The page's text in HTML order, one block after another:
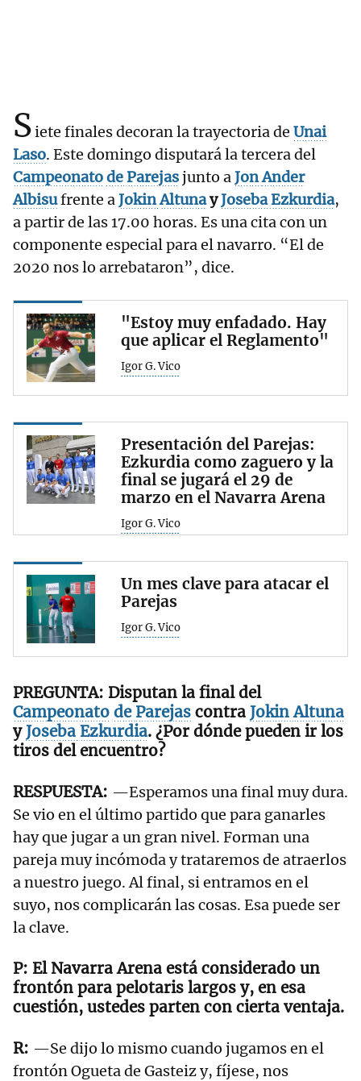
Siete finales decoran la trayectoria de Unai
Laso. Este domingo disputará la tercera del
CampeonatodeParejasjunto aJonAnder
Albisufrente aJokinAltunayJosebaEzkurdia,
a partir de las 17.00 horas. Es una cita con un
componente especial para el navarro. “El de
2020 nos lo arrebataron”, dice.
"Estoy muy enfadado. Hay
que aplicar el Reglamento"
Igor G. Vico
Presentación del Parejas:
Ezkurdia como zaguero y la
final se jugará el 29 de
marzo en el Navarra Arena
Igor G. Vico
Un mes clave para atacar el
Parejas
Igor G. Vico
Disputan la final del
Campeonato de Parejas contra JokinAltuna
y Joseba Ezkurdia. ¿Por dónde pueden ir los
tiros del encuentro?
—Esperamos una final muy dura.
Se vio en el último partido que para ganarles
hay que jugar a un gran nivel. Forman una
pareja muy incómoda y trataremos de atraerlos
a nuestro juego. Al final, si entramos en el
suyo, nos complicarán las cosas. Esa puede ser
la clave.
El Navarra Arena está considerado un
frontón para pelotaris largos y, en esa
cuestión, ustedes parten con cierta ventaja.
—Se dijo lo mismo cuando jugamos en el
frontón Ogueta de Gasteiz y, fíjese, nos